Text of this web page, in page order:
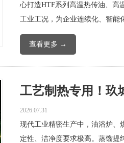
心打造HTF系列高温热传油、高
工业工况，为企业连续化、智能
查看更多 →
工艺制热专用！玖
2026.07.31
现代工业精密生产中，油浴炉、
定性、洁净度要求极高。蒸馏提